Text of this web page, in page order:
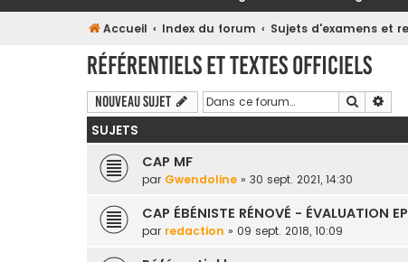
Accueil Index du forum Sujets d'examens et
Référentiels et textes officiels
Nouveau sujet
SUJETS
CAP MF
par Gwendoline » 30 sept. 2021, 14:30
CAP ÉBÉNISTE RÉNOVÉ - ÉVALUATION
par redaction » 09 sept. 2018, 10:09